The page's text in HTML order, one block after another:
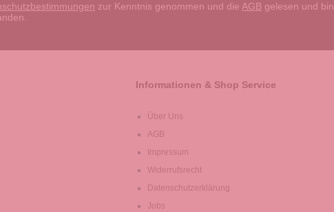
zur Kenntnis genommen und die AGB gelesen und bin
Informationen & Shop Service
Über Uns
AGB
Impressum
Widerrufsrecht
Datenschutzerklärung
Jobs